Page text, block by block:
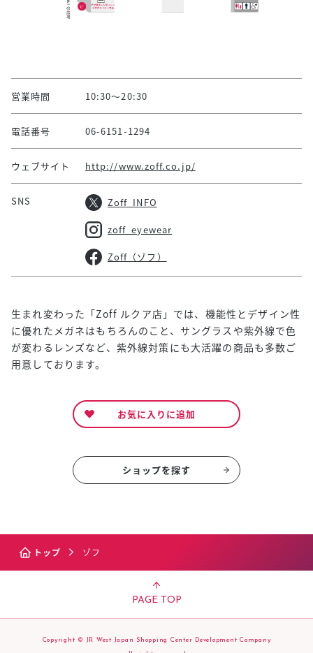
営業時間 10:30～20:30
電話番号 06-6151-1294
ウェブサイト http://www.zoff.co.jp/
SNS Zoff_INFO
zoff_eyewear
Zoff（ゾフ）
生まれ変わった「Zoff ルクア店」では、機能性とデザイン性
に優れたメガネはもちろんのこと、サングラスや紫外線で色
が変わるレンズなど、紫外線対策にも大活躍の商品も多数ご
用意しております。
お気に入りに追加
ショップを探す
トップ ゾフ
PAGE TOP
Copyright © JR West Japan Shopping Center Development Company